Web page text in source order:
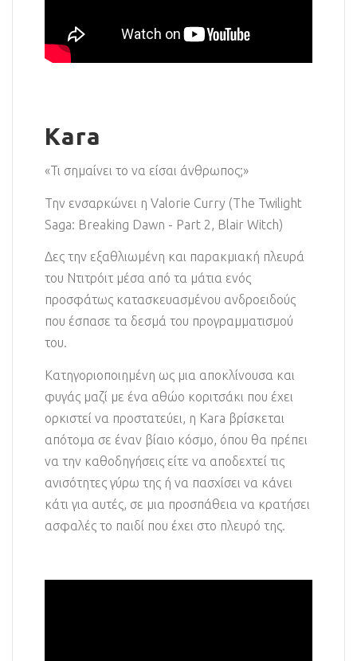
Kara
«Τι σημαίνει το να είσαι άνθρωπος;»
Την ενσαρκώνει η Valorie Curry (The Twilight
Saga: Breaking Dawn - Part 2, Blair Witch)
Δες την εξαθλιωμένη και παρακμιακή πλευρά
του Ντιτρόιτ μέσα από τα μάτια ενός
προσφάτως κατασκευασμένου ανδροειδούς
που έσπασε τα δεσμά του προγραμματισμού
του.
Κατηγοριοποιημένη ως μια αποκλίνουσα και
φυγάς μαζί με ένα αθώο κοριτσάκι που έχει
ορκιστεί να προστατεύει, η Kara βρίσκεται
απότομα σε έναν βίαιο κόσμο, όπου θα πρέπει
να την καθοδηγήσεις είτε να αποδεχτεί τις
ανισότητες γύρω της ή να πασχίσει να κάνει
κάτι για αυτές, σε μια προσπάθεια να κρατήσει
ασφαλές το παιδί που έχει στο πλευρό της.